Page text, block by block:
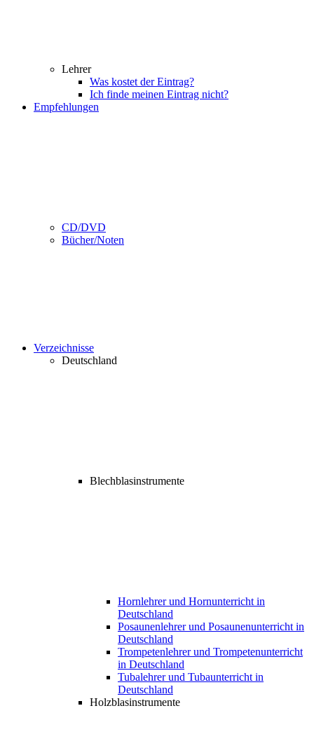
Lehrer
Was kostet der Eintrag?
Ich finde meinen Eintrag nicht?
Empfehlungen
CD/DVD
Bücher/Noten
Verzeichnisse
Deutschland
Blechblasinstrumente
Hornlehrer und Hornunterricht in
Deutschland
Posaunenlehrer und Posaunenunterricht in
Deutschland
Trompetenlehrer und Trompetenunterricht
in Deutschland
Tubalehrer und Tubaunterricht in
Deutschland
Holzblasinstrumente